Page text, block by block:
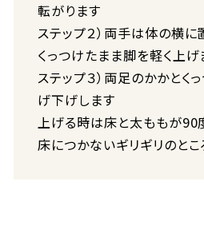
転がります
ステップ２）両手は体の横に
くっつけたまま脚を軽く上げ
ステップ３）両足のかかとく
げ下げします
上げる時は床と太ももが90
床につかないギリギリのと